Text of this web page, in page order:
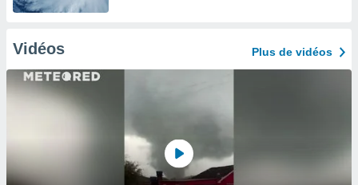
Vidéos Plus de vidéos